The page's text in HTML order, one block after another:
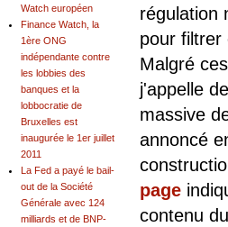
régulation
pour filtrer
Malgré
j'appelle
massive
annoncé
page
contenu du
Watch européen
Finance Watch, la
1ère ONG
indépendante contre
les lobbies des
banques et la
lobbocratie de
Bruxelles est
inaugurée le 1er juillet
2011
La Fed a payé le bail-
out de la Société
Générale avec 124
milliards et de BNP-